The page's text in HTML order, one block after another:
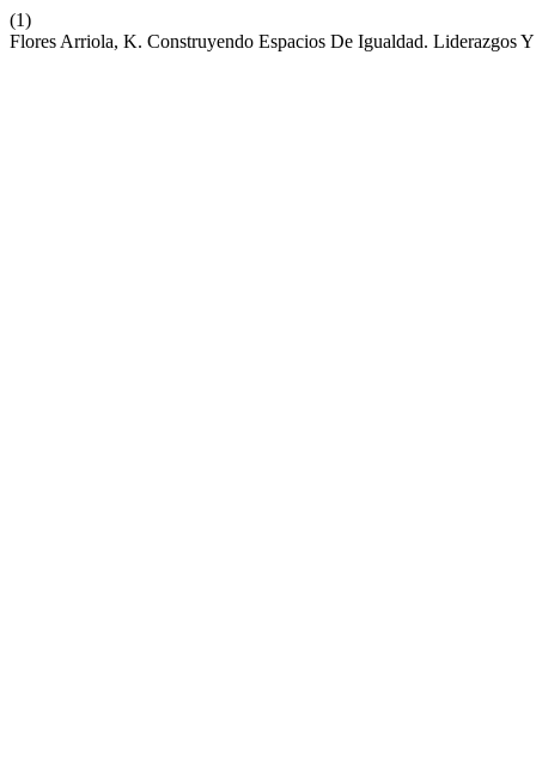
(1)
Flores Arriola, K. Construyendo Espacios De Igualdad. Liderazgos